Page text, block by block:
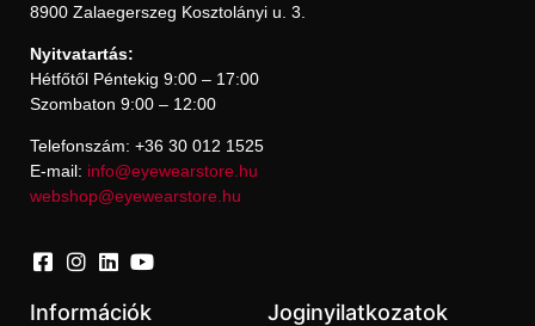
8900 Zalaegerszeg Kosztolányi u. 3.
Nyitvatartás:
Hétfőtől Péntekig 9:00 – 17:00
Szombaton 9:00 – 12:00
Telefonszám: +36 30 012 1525
E-mail: info@eyewearstore.hu
webshop@eyewearstore.hu
Információk Joginyilatkozatok